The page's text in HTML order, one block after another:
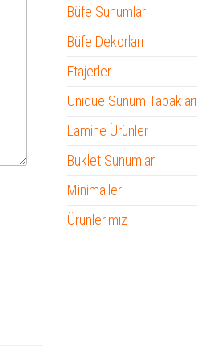
Büfe Sunumlar
Büfe Dekorları
Etajerler
Unique Sunum Tabakları
Lamine Ürünler
Buklet Sunumlar
Minimaller
Ürünlerimiz